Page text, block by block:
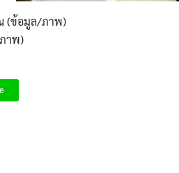
(ข้อมูล/ภาพ)
าพ)